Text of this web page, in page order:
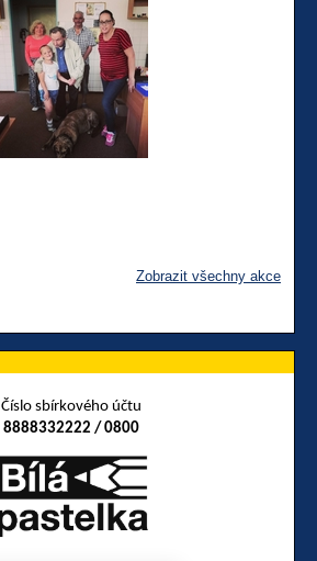
Zobrazit všechny akce
Číslo sbírkového účtu
8888332222 / 0800